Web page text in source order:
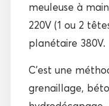
meuleuse à
220V (1 ou 2
planétaire 380V.
C’est une
grenaillage,